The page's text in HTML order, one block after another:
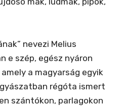
nevezi Melius
e szép, egész nyáron
a magyarság egyik
régóta ismert
szántókon, parlagokon